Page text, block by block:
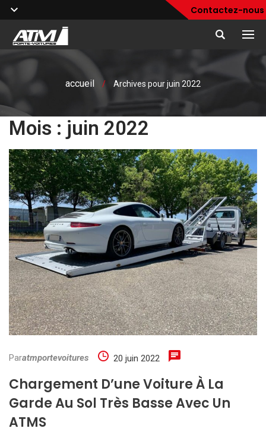
Contactez-nous
accueil / Archives pour juin 2022
Mois : juin 2022
Paratmportevoitures 20 juin 2022
Chargement D’une Voiture À La
Garde Au Sol Très Basse Avec Un
ATMS